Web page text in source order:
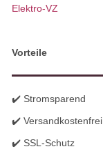
Elektro-VZ
Vorteile
✔️ Stromsparend
✔️ Versandkostenfrei
✔️ SSL-Schutz